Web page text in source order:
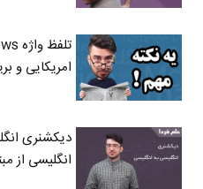
امریکایی و
دیکشنری
انگلیسی از